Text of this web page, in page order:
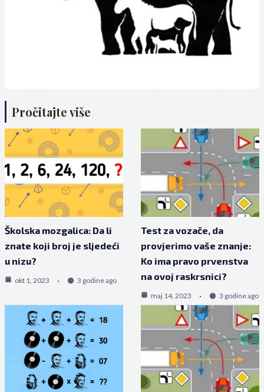
Pročitajte više
Školska mozgalica: Da li
znate koji broj je sljedeći
u nizu?
okt 1, 2023 3 godine ago
Test za vozače, da
provjerimo vaše znanje:
Ko ima pravo prvenstva
na ovoj raskrsnici?
maj 14, 2023 3 godine ago